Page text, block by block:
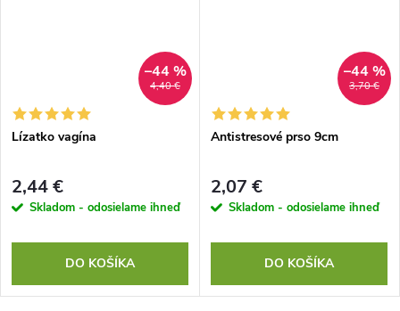
4,40 €
–44 %
Lízatko vagína
2,44 €
Skladom - odosielame ihneď
DO KOŠÍKA
3,70 €
–44 %
Antistresové prso 9cm
2,07 €
Skladom - odosielame ihneď
DO KOŠÍKA